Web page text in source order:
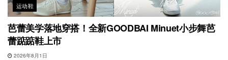
运动鞋
芭蕾美学落地穿搭！全新GOODBAI Minuet小步舞芭
蕾踮踮鞋上市
2026年8月1日